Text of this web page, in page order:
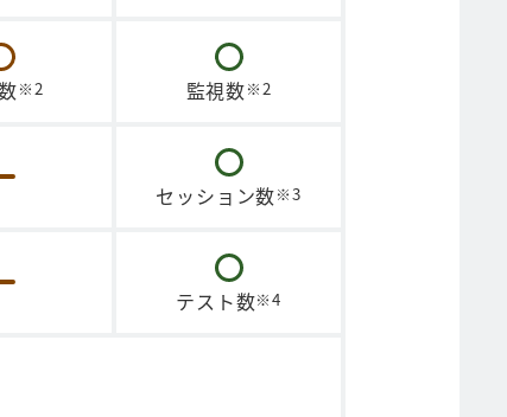
※2 監視数※2
セッション数※3
テスト数※4